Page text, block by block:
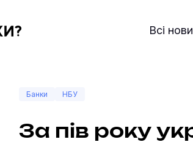
суспільні дані Всі
Банки НБУ
За пів року